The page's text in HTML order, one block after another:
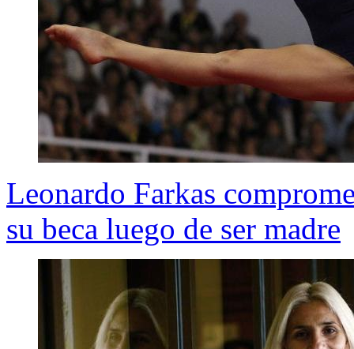
Leonardo Farkas
su beca luego de ser madre